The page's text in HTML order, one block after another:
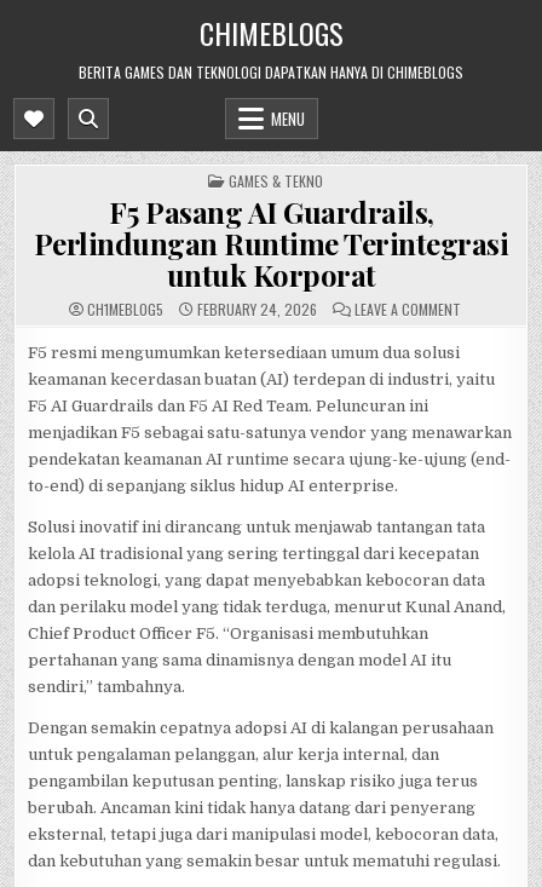
CHIMEBLOGS
BERITA GAMES DAN TEKNOLOGI DAPATKAN HANYA DI CHIMEBLOGS
MENU
POSTED
IN
GAMES & TEKNO
F5 Pasang AI Guardrails,
Perlindungan Runtime Terintegrasi
untuk Korporat
CH1MEBL0G5 FEBRUARY 24, 2026 LEAVE A COMMENT
GUARDRAILS,
UNTUK
KORPORAT
F5 resmi mengumumkan ketersediaan umum dua solusi
keamanan kecerdasan buatan (AI) terdepan di industri, yaitu
F5 AI Guardrails dan F5 AI Red Team. Peluncuran ini
menjadikan F5 sebagai satu-satunya vendor yang menawarkan
pendekatan keamanan AI runtime secara ujung-ke-ujung (end-
to-end) di sepanjang siklus hidup AI enterprise.
Solusi inovatif ini dirancang untuk menjawab tantangan tata
kelola AI tradisional yang sering tertinggal dari kecepatan
adopsi teknologi, yang dapat menyebabkan kebocoran data
dan perilaku model yang tidak terduga, menurut Kunal Anand,
Chief Product Officer F5. “Organisasi membutuhkan
pertahanan yang sama dinamisnya dengan model AI itu
sendiri,” tambahnya.
Dengan semakin cepatnya adopsi AI di kalangan perusahaan
untuk pengalaman pelanggan, alur kerja internal, dan
pengambilan keputusan penting, lanskap risiko juga terus
berubah. Ancaman kini tidak hanya datang dari penyerang
eksternal, tetapi juga dari manipulasi model, kebocoran data,
dan kebutuhan yang semakin besar untuk mematuhi regulasi.